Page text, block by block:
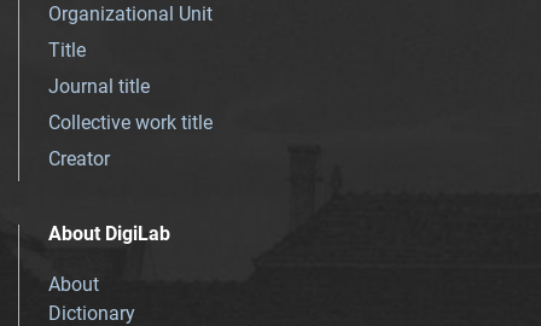
Organizational Unit
Title
Journal title
Collective work title
Creator
About DigiLab
About
Dictionary